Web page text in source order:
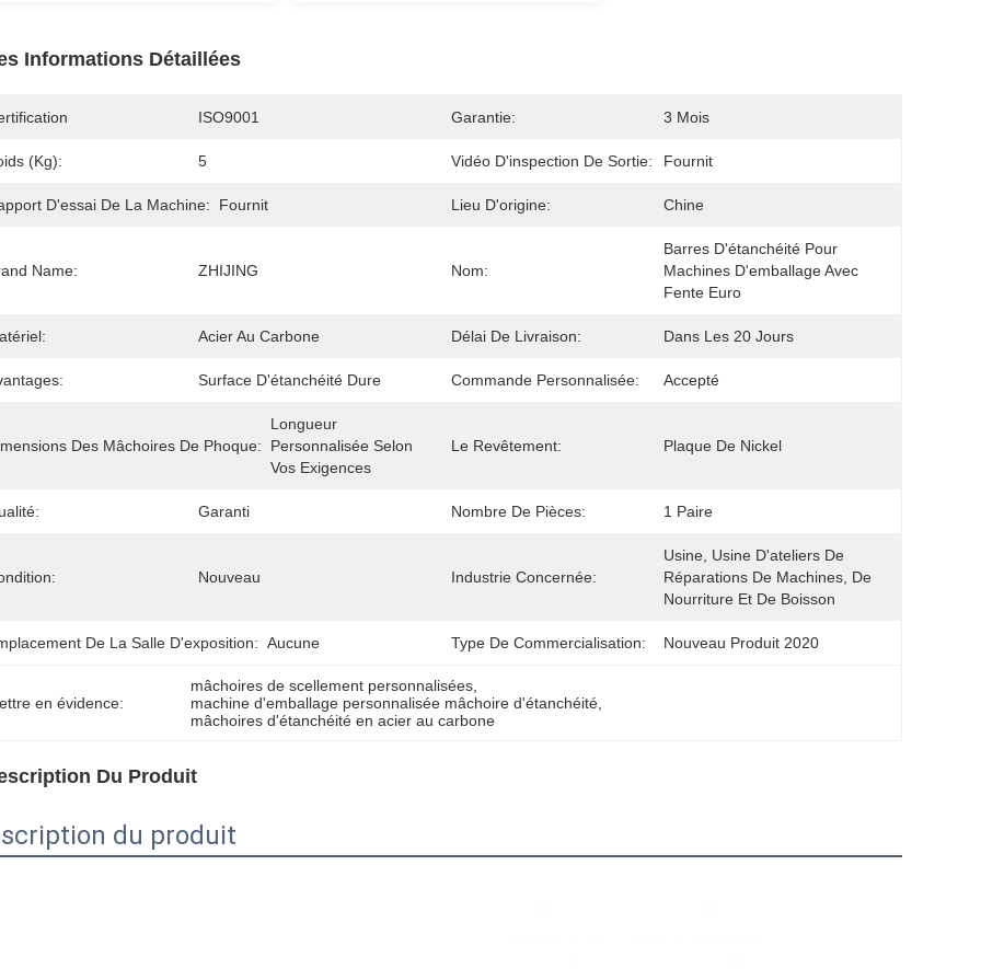
Informations Détaillées
ISO9001 Garantie: 3 Mois
(kg): 5 Vidéo D'inspection De Sortie: Fournit
D'essai De La Machine: Fournit Lieu D'origine: Chine
Name: ZHIJING Nom:
Barres D'étanchéité Pour
Machines D'emballage Avec
Fente Euro
Acier Au Carbone Délai De Livraison: Dans Les 20 Jours
Surface D'étanchéité Dure Commande Personnalisée: Accepté
Des Mâchoires De Phoque:
Longueur
Personnalisée Selon
Vos Exigences
Le Revêtement: Plaque De Nickel
Garanti Nombre De Pièces: 1 Paire
Nouveau Industrie Concernée:
Usine, Usine D'ateliers De
Réparations De Machines, De
Nourriture Et De Boisson
De La Salle D'exposition: Aucune Type De Commercialisation: Nouveau Produit 2020
en évidence:
mâchoires de scellement personnalisées
machine d'emballage personnalisée mâchoire d'étanchéité
mâchoires d'étanchéité en acier au carbone
Du Produit
du produit